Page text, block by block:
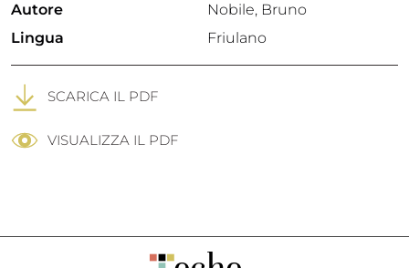
Autore
Nobile, Bruno
Lingua
Friulano
SCARICA IL PDF
VISUALIZZA IL PDF